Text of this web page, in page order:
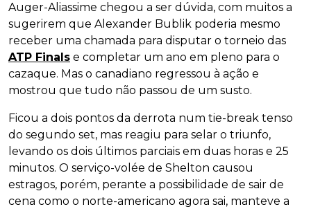
Auger-Aliassime chegou a ser dúvida, com muitos a
sugerirem que Alexander Bublik poderia mesmo
receber uma chamada para disputar o torneio das
ATP Finals e completar um ano em pleno para o
cazaque. Mas o canadiano regressou à ação e
mostrou que tudo não passou de um susto.
Ficou a dois pontos da derrota num tie-break tenso
do segundo set, mas reagiu para selar o triunfo,
levando os dois últimos parciais em duas horas e 25
minutos. O serviço-volée de Shelton causou
estragos, porém, perante a possibilidade de sair de
cena como o norte-americano agora sai, manteve a